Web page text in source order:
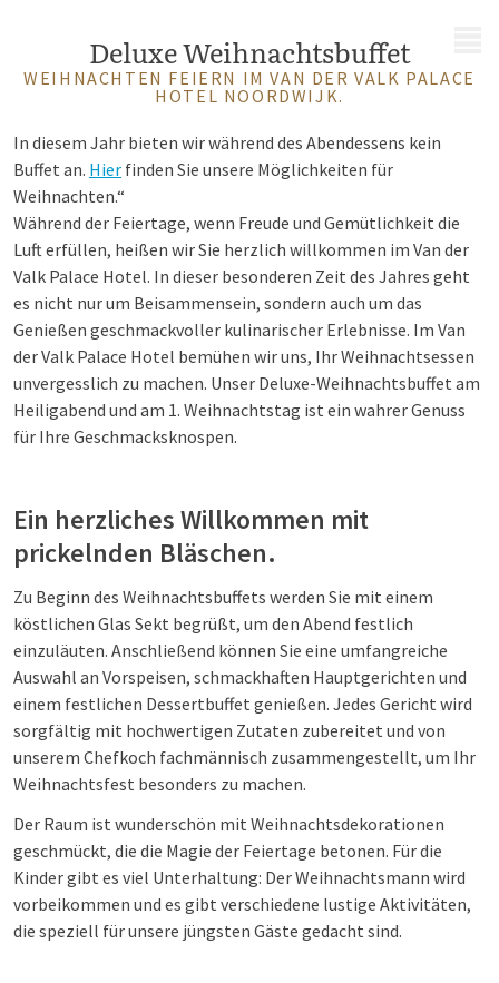
Deluxe Weihnachtsbuffet
WEIHNACHTEN FEIERN IM VAN DER VALK PALACE
HOTEL NOORDWIJK.
In diesem Jahr bieten wir während des Abendessens kein
Buffet an. Hier finden Sie unsere Möglichkeiten für
Weihnachten.“
Während der Feiertage, wenn Freude und Gemütlichkeit die
Luft erfüllen, heißen wir Sie herzlich willkommen im Van der
Valk Palace Hotel. In dieser besonderen Zeit des Jahres geht
es nicht nur um Beisammensein, sondern auch um das
Genießen geschmackvoller kulinarischer Erlebnisse. Im Van
der Valk Palace Hotel bemühen wir uns, Ihr Weihnachtsessen
unvergesslich zu machen. Unser Deluxe-Weihnachtsbuffet am
Heiligabend und am 1. Weihnachtstag ist ein wahrer Genuss
für Ihre Geschmacksknospen.
Ein herzliches Willkommen mit
prickelnden Bläschen.
Zu Beginn des Weihnachtsbuffets werden Sie mit einem
köstlichen Glas Sekt begrüßt, um den Abend festlich
einzuläuten. Anschließend können Sie eine umfangreiche
Auswahl an Vorspeisen, schmackhaften Hauptgerichten und
einem festlichen Dessertbuffet genießen. Jedes Gericht wird
sorgfältig mit hochwertigen Zutaten zubereitet und von
unserem Chefkoch fachmännisch zusammengestellt, um Ihr
Weihnachtsfest besonders zu machen.
Der Raum ist wunderschön mit Weihnachtsdekorationen
geschmückt, die die Magie der Feiertage betonen. Für die
Kinder gibt es viel Unterhaltung: Der Weihnachtsmann wird
vorbeikommen und es gibt verschiedene lustige Aktivitäten,
die speziell für unsere jüngsten Gäste gedacht sind.